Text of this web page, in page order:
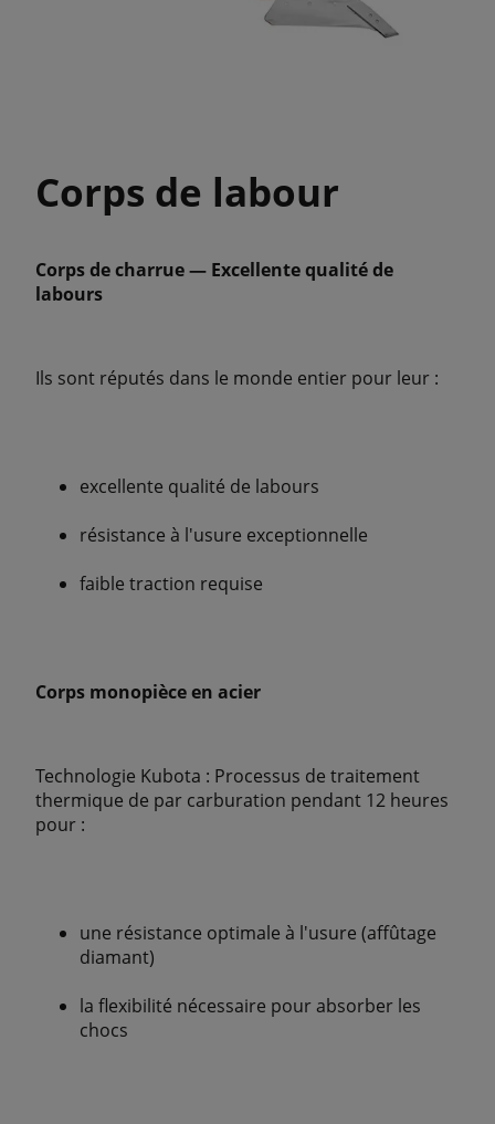
Corps de labour
Corps de charrue — Excellente qualité de
labours
Ils sont réputés dans le monde entier pour leur :
excellente qualité de labours
résistance à l'usure exceptionnelle
faible traction requise
Corps monopièce en acier
Technologie Kubota : Processus de traitement
thermique de par carburation pendant 12 heures
pour :
une résistance optimale à l'usure (affûtage
diamant)
la flexibilité nécessaire pour absorber les
chocs